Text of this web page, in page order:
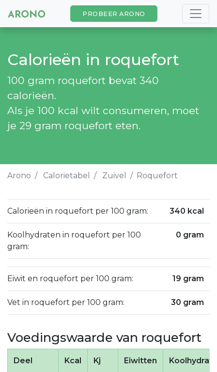
PROBEER ARONO
Calorieën in roquefort
100 gram roquefort bevat 340
calorieën.
Als je 100 kcal wilt consumeren, moet
je 29 gram roquefort eten.
Arono Calorietabel Zuivel Roquefort
Calorieën in roquefort per 100 gram: 340 kcal
Koolhydraten in roquefort per 100
gram:
0 gram
Eiwit en roquefort per 100 gram: 19 gram
Vet in roquefort per 100 gram: 30 gram
Voedingswaarde van roquefort
Deel Kcal Kj Eiwitten